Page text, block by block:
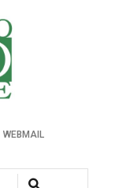
WEBMAIL